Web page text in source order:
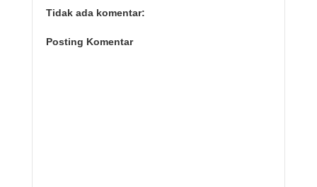
Tidak ada komentar:
Posting Komentar